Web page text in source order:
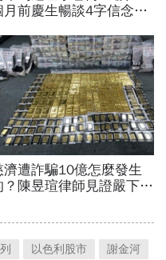
以色利股市
謝金河